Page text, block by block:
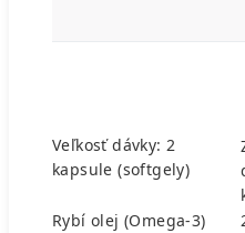
Veľkosť dávky: 2
kapsule (softgely)
Rybí olej (Omega-3)